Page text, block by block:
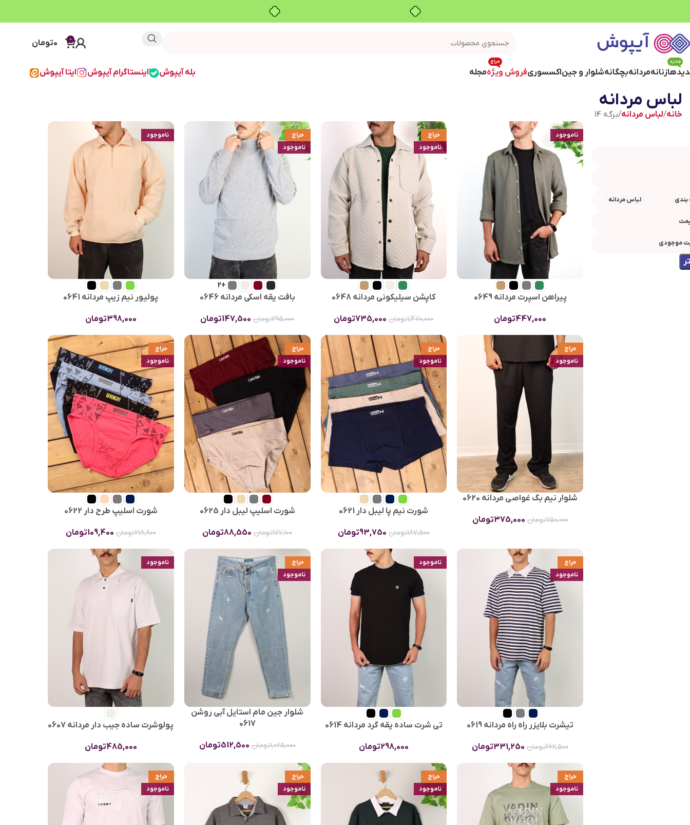
0
0تومان
جدید
زنانهمردانهبچگانهشلوار و جیناکسسوریفروش ویژه
حراج
مجله بله آیپوش اینستاگرام آیپوش ایتا آیپوش
لباس مردانه
خانه لباس مردانه برگه 14
ناموجود
پیراهن اسپرت مردانه 0649
447,000تومان
حراج
ناموجود
کاپشن سیلیکونی مردانه 0648
1,470,000تومان 735,000تومان
حراج
ناموجود
+2
بافت یقه اسکی مردانه 0646
295,000تومان 147,500تومان
ناموجود
پولیور نیم زیپ مردانه 0641
398,000تومان
حراج
ناموجود
شلوار نیم بگ غواصی مردانه 0620
750,000تومان 375,000تومان
حراج
ناموجود
شورت نیم پا لیبل دار 0621
187,500تومان 93,750تومان
حراج
ناموجود
شورت اسلیپ لیبل دار 0625
177,100تومان 88,550تومان
حراج
ناموجود
شورت اسلیپ طرح دار 0622
218,800تومان 109,400تومان
حراج
ناموجود
تیشرت بلایزر راه راه مردانه 0619
662,500تومان 331,250تومان
ناموجود
تی شرت ساده یقه گرد مردانه 0614
298,000تومان
حراج
ناموجود
شلوار جین مام استایل آبی روشن
0617
1,025,000تومان 512,500تومان
ناموجود
پولوشرت ساده جیب دار مردانه 0607
485,000تومان
حراج
ناموجود
حراج
ناموجود
حراج
ناموجود
حراج
ناموجود
لباس مردانه
موجودی